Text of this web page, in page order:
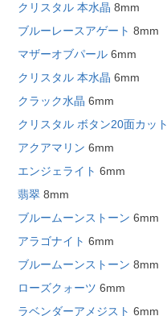
クリスタル 本水晶 8mm
ブルーレースアゲート 8mm
マザーオブパール 6mm
クリスタル 本水晶 6mm
クラック水晶 6mm
クリスタル ボタン20面カット
アクアマリン 6mm
エンジェライト 6mm
翡翠 8mm
ブルームーンストーン 6mm
アラゴナイト 6mm
ブルームーンストーン 8mm
ローズクォーツ 6mm
ラベンダーアメジスト 6mm